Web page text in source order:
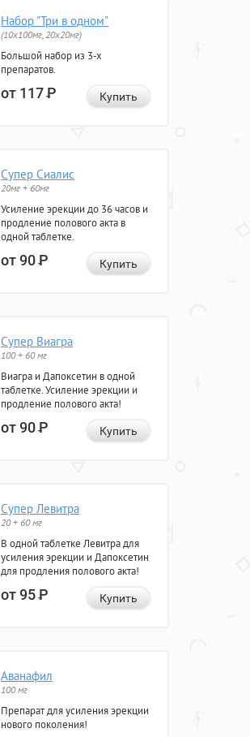
Набор "Три в одном"
(10x100мг, 20x20мг)
Большой набор из 3-х
препаратов.
от 117Р Купить
Супер Сиалис
20мг + 60мг
Усиление эрекции до 36 часов и
продление полового акта в
одной таблетке.
от 90Р Купить
Супер Виагра
100 + 60 мг
Виагра и Дапоксетин в одной
таблетке. Усиление эрекции и
продление полового акта!
от 90Р Купить
Супер Левитра
20 + 60 мг
В одной таблетке Левитра для
усиления эрекции и Дапоксетин
для продления полового акта!
от 95Р Купить
Аванафил
100 мг
Препарат для усиления эрекции
нового поколения!